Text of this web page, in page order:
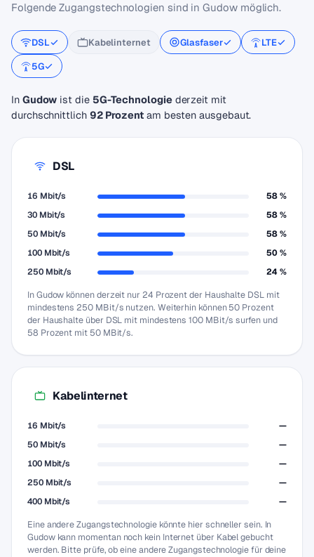
Folgende Zugangstechnologien sind in Gudow möglich.
DSL Kabelinternet Glasfaser
LTE
5G
In Gudow ist die 5G-Technologiederzeit mit
durchschnittlich 92 Prozentam besten ausgebaut.
DSL
16 Mbit/s
58 %
30 Mbit/s
58 %
50 Mbit/s
58 %
100 Mbit/s
50 %
250 Mbit/s
24 %
In Gudow können derzeit nur 24 Prozent der Haushalte DSL mit
mindestens 250 MBit/s nutzen. Weiterhin können 50 Prozent
der Haushalte über DSL mit mindestens 100 MBit/s surfen und
58 Prozent mit 50 MBit/s.
Kabelinternet
16 Mbit/s
—
50 Mbit/s
—
100 Mbit/s
—
250 Mbit/s
—
400 Mbit/s
—
Eine andere Zugangstechnologie könnte hier schneller sein. In
Gudow kann momentan noch kein Internet über Kabel gebucht
werden. Bitte prüfe, ob eine andere Zugangstechnologie für deine